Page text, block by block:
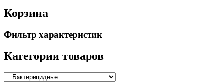
Корзина
Фильтр характеристик
Категории товаров